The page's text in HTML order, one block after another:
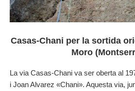
Casas-Chani per la sortida
Moro
La via Casas-Chani va ser oberta al
i Joan Alvarez «Chani». Aquesta via,